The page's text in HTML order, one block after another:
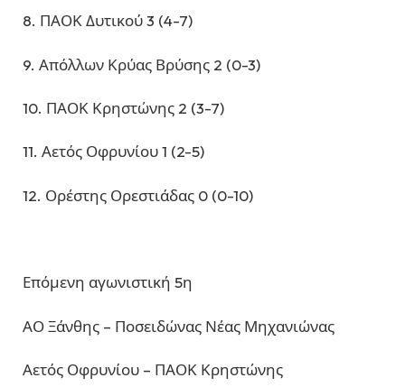
8. ΠΑΟΚ Δυτικού 3 (4-7)
9. Απόλλων Κρύας Βρύσης 2 (0-3)
10. ΠΑΟΚ Κρηστώνης 2 (3-7)
11. Αετός Οφρυνίου 1 (2-5)
12. Ορέστης Ορεστιάδας 0 (0-10)
Επόμενη αγωνιστική 5η
ΑΟ Ξάνθης – Ποσειδώνας Νέας Μηχανιώνας
Αετός Οφρυνίου – ΠΑΟΚ Κρηστώνης